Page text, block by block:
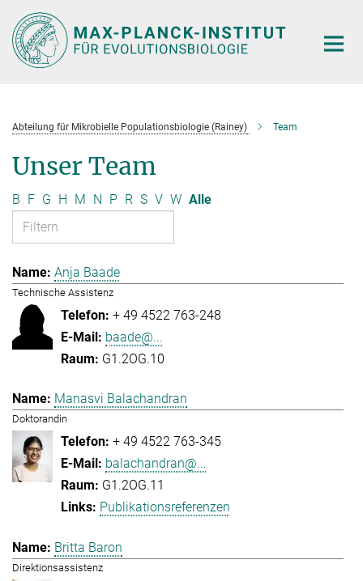
Hauptinhalt
Abteilung für Mikrobielle Populationsbiologie (Rainey) Team
Unser Team
B F G H M N P R S V W Alle
Anja Baade
Technische Assistenz
+ 49 4522 763-248
baade@...
G1.2OG.10
Manasvi Balachandran
Doktorandin
+ 49 4522 763-345
balachandran@...
G1.2OG.11
Publikationsreferenzen
Britta Baron
Direktionsassistenz